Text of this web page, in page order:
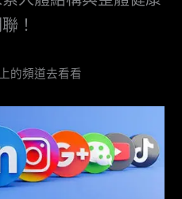
！
的頻道去看看